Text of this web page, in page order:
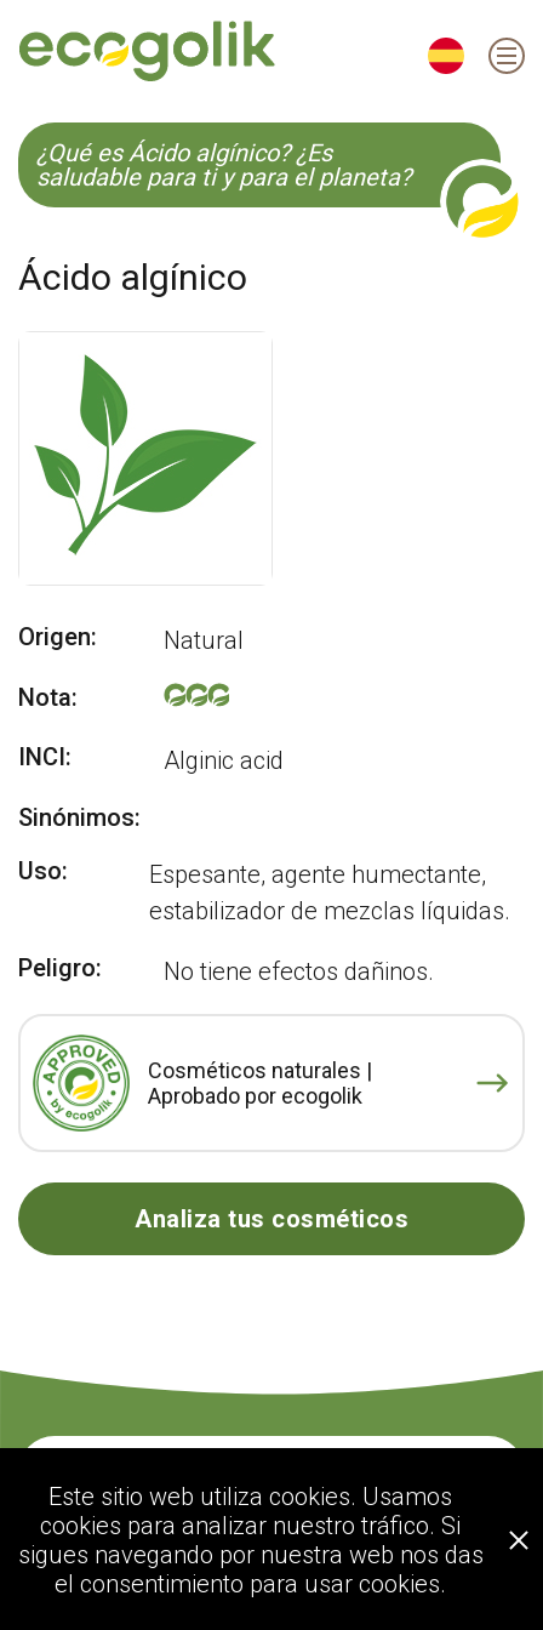
EN ES KO
¿Qué es Ácido algínico? ¿Es
saludable para ti y para el planeta?
Ácido algínico
Origen:
Natural
Nota:
INCI:
Alginic acid
Sinónimos:
Uso:
Espesante, agente humectante,
estabilizador de mezclas líquidas.
Peligro:
No tiene efectos dañinos.
Cosméticos naturales |
Aprobado por ecogolik
Analiza tus cosméticos
ecogolik.com
Este sitio web utiliza cookies. Usamos
cookies para analizar nuestro tráfico. Si
sigues navegando por nuestra web nos das
el consentimiento para usar cookies.